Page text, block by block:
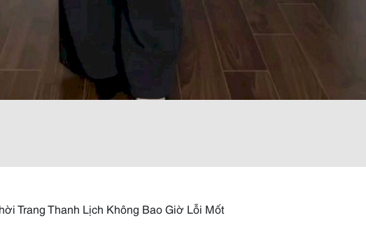
Trang Thanh Lịch Không Bao Giờ Lỗi Mốt